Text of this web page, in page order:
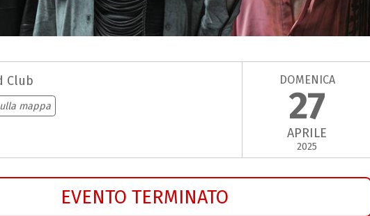
Club
mappa
DOMENICA
27
APRILE
2025
EVENTO TERMINATO